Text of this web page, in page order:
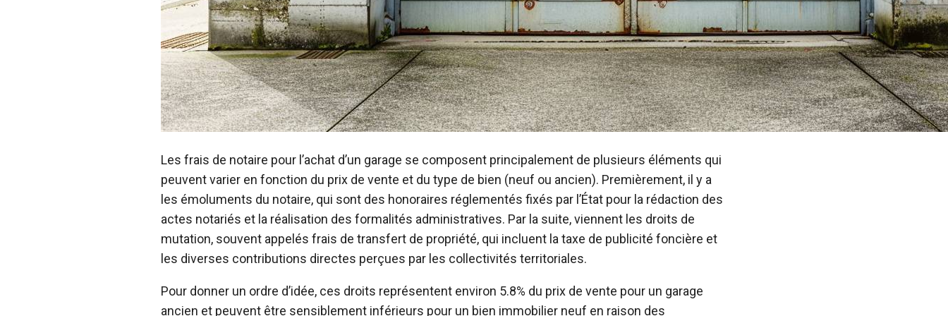
Les frais de notaire pour l’achat d’un garage se composent principalement de plusieurs éléments qui
peuvent varier en fonction du prix de vente et du type de bien (neuf ou ancien). Premièrement, il y a
les émoluments du notaire, qui sont des honoraires réglementés fixés par l’État pour la rédaction des
actes notariés et la réalisation des formalités administratives. Par la suite, viennent les droits de
mutation, souvent appelés frais de transfert de propriété, qui incluent la taxe de publicité foncière et
les diverses contributions directes perçues par les collectivités territoriales.
Pour donner un ordre d’idée, ces droits représentent environ 5.8% du prix de vente pour un garage
ancien et peuvent être sensiblement inférieurs pour un bien immobilier neuf en raison des